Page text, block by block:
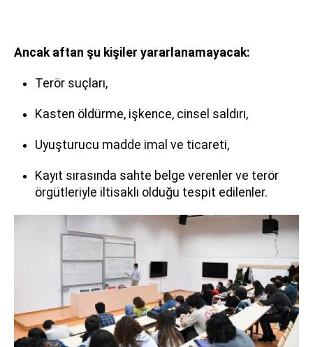
Ancak aftan şu kişiler yararlanamayacak:
Terör suçları,
Kasten öldürme, işkence, cinsel saldırı,
Uyuşturucu madde imal ve ticareti,
Kayıt sırasında sahte belge verenler ve terör
örgütleriyle iltisaklı olduğu tespit edilenler.